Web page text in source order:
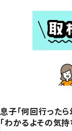
息子「何回行った
「わかるよその気持